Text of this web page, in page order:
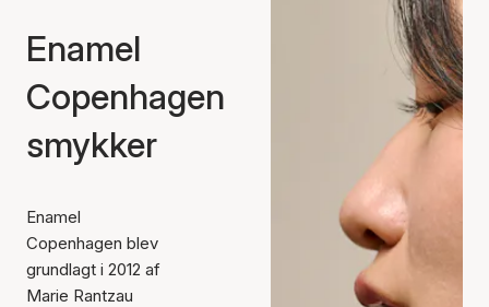
Enamel
Copenhagen
smykker
Enamel
Copenhagen blev
grundlagt i 2012 af
Marie Rantzau